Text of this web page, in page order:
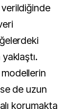
de uzun
korumakta